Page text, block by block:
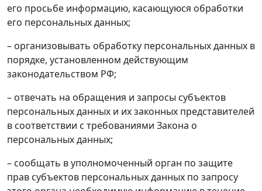
его просьбе информацию, касающуюся обработки
его персональных данных;
– организовывать обработку персональных данных в
порядке, установленном действующим
законодательством РФ;
– отвечать на обращения и запросы субъектов
персональных данных и их законных представителей
в соответствии с требованиями Закона о
персональных данных;
– сообщать в уполномоченный орган по защите
прав субъектов персональных данных по запросу